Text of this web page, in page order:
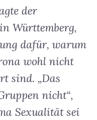
der
Württemberg,
dafür, warum
wohl nicht
sind. „Das
nicht“,
Sexualität sei